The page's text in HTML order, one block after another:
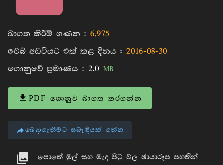
බාගත කිරීම් ගණන : 6,975
වෙබ් අඩවියට එක් කළ දිනය : 2016-08-30
ගොනුවේ ප්‍රමාණය : 2.0 MB
PDF ගොනුව බාගත කරගන්න
බෙදාගැනීමට සබැඳියක් ගන්න
පොතේ මුල් සහ මැද පිටු වල ඡායාරූප පහතින්